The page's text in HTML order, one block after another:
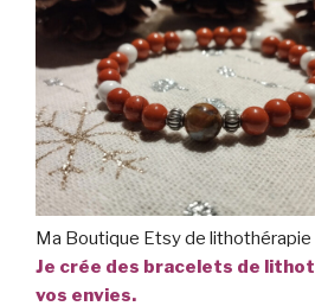
Ma Boutique Etsy de lithothérapie
Je crée des bracelets de
vos envies.